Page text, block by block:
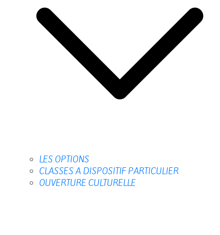
LES OPTIONS
CLASSES A DISPOSITIF PARTICULIER
OUVERTURE CULTURELLE